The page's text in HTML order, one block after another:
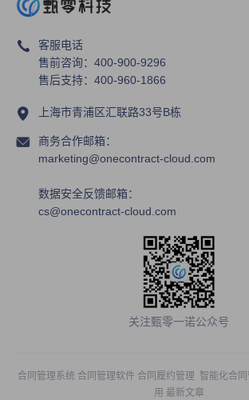
客服电话
售前咨询：400-900-9296
售后支持：400-960-1866
上海市青浦区汇联路33号B栋
商务合作邮箱：
marketing@onecontract-cloud.com
数据安全反馈邮箱：
cs@onecontract-cloud.com
关注甄零一诺公众号
合同管理系统 合同管理软件 合同履约管理 智能化合同
用 最新文章